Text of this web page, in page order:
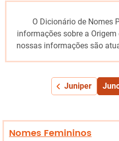
O Dicionário de Nomes
informações sobre a
nossas informações são
Juniper
Nomes Femininos